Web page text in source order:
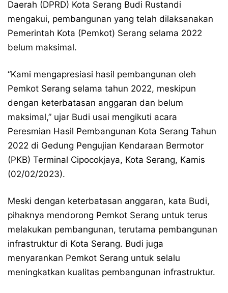
Daerah (DPRD) Kota Serang Budi Rustandi
mengakui, pembangunan yang telah dilaksanakan
Pemerintah Kota (Pemkot) Serang selama 2022
belum maksimal.
“Kami mengapresiasi hasil pembangunan oleh
Pemkot Serang selama tahun 2022, meskipun
dengan keterbatasan anggaran dan belum
maksimal,” ujar Budi usai mengikuti acara
Peresmian Hasil Pembangunan Kota Serang Tahun
2022 di Gedung Pengujian Kendaraan Bermotor
(PKB) Terminal Cipocokjaya, Kota Serang, Kamis
(02/02/2023).
Meski dengan keterbatasan anggaran, kata Budi,
pihaknya mendorong Pemkot Serang untuk terus
melakukan pembangunan, terutama pembangunan
infrastruktur di Kota Serang. Budi juga
menyarankan Pemkot Serang untuk selalu
meningkatkan kualitas pembangunan infrastruktur.